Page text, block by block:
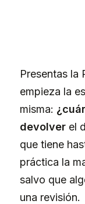
Presentas la
empieza la
misma:
devolver el
que tiene
práctica la
salvo que
una revisión.